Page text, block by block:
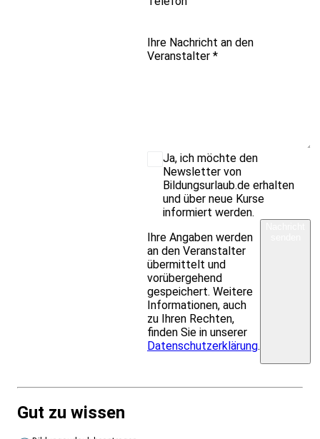
Ihre Nachricht an den
Veranstalter *
Ja, ich möchte den
Newsletter von
Bildungsurlaub.de erhalten
und über neue Kurse
informiert werden.
Ihre Angaben werden
an den Veranstalter
übermittelt und
vorübergehend
gespeichert. Weitere
Informationen, auch
zu Ihren Rechten,
finden Sie in unserer
Datenschutzerklärung.
Gut zu wissen